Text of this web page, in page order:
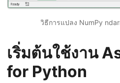
วิธีการแปลง NumPy
เริ่มต้นใช้งาน
for Python